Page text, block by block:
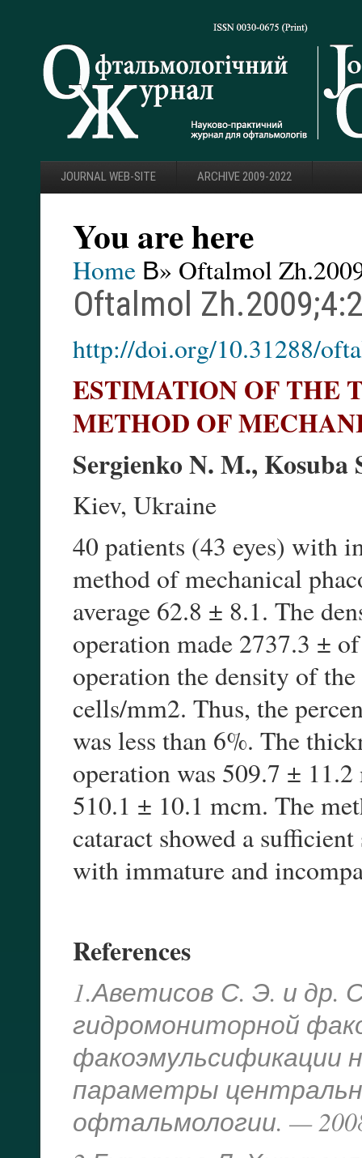
JOURNAL WEB-SITE ARCHIVE 2009-2022
You are here
Home В» Oftalmol
Oftalmol
http://doi.org/10.31288/
ESTIMATION OF THE
METHOD OF
Sergienko N. M., Kosuba
Kiev, Ukraine
40 patients (43 eyes) with
method of mechanical
average 62.8 ± 8.1. The
operation made 2737.3 ±
operation the density of
cells/mm2. Thus, the
was less than 6%. The
operation was 509.7 ±
510.1 ± 10.1 mcm. The
cataract showed a
with immature and
References
1.Аветисов С. Э. и др.
гидромониторной
факоэмульсификации
параметры
офтальмологии. —